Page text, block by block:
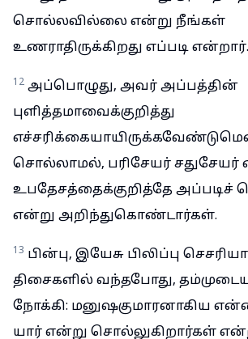
சொல்லவில்லை என்று நீங்கள்
உணராதிருக்கிறது எப்படி என்றார்.
12 அப்பொழுது, அவர் அப்பத்தின்
புளித்தமாவைக்குறித்து
சொல்லாமல், பரிசேயர்
உபதேசத்தைக்குறித்தே
என்று அறிந்துகொண்டார்கள்.
13 பின்பு, இயேசு பிலிப்பு
திசைகளில் வந்தபோது,
நோக்கி: மனுஷகுமாரனாகிய
யார் என்று சொல்லுகிறார்கள்